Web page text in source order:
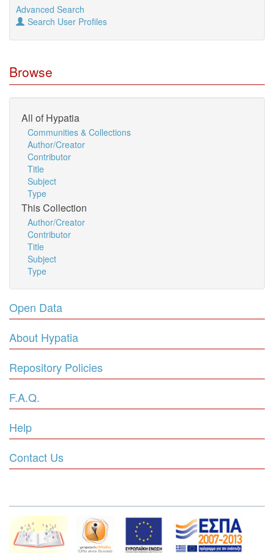
Advanced Search
Search User Profiles
Browse
All of Hypatia
Communities & Collections
Author/Creator
Contributor
Title
Subject
Type
This Collection
Author/Creator
Contributor
Title
Subject
Type
Open Data
About Hypatia
Repository Policies
F.A.Q.
Help
Contact Us